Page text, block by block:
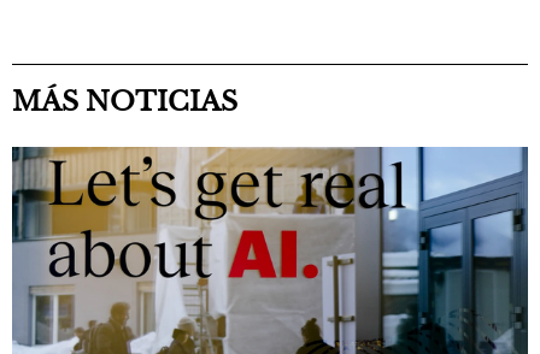
MÁS NOTICIAS